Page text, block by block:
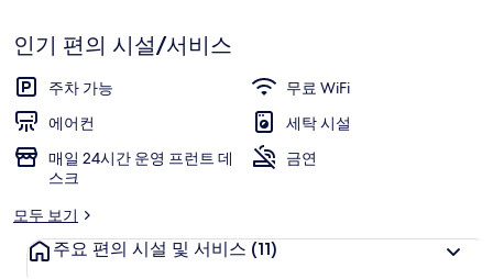
기
인기 편의 시설/서비스
주차 가능
무료 WiFi
에어컨
세탁 시설
매일 24시간 운영 프런트 데
스크
금연
모두 보기
주요 편의 시설 및 서비스 (11)